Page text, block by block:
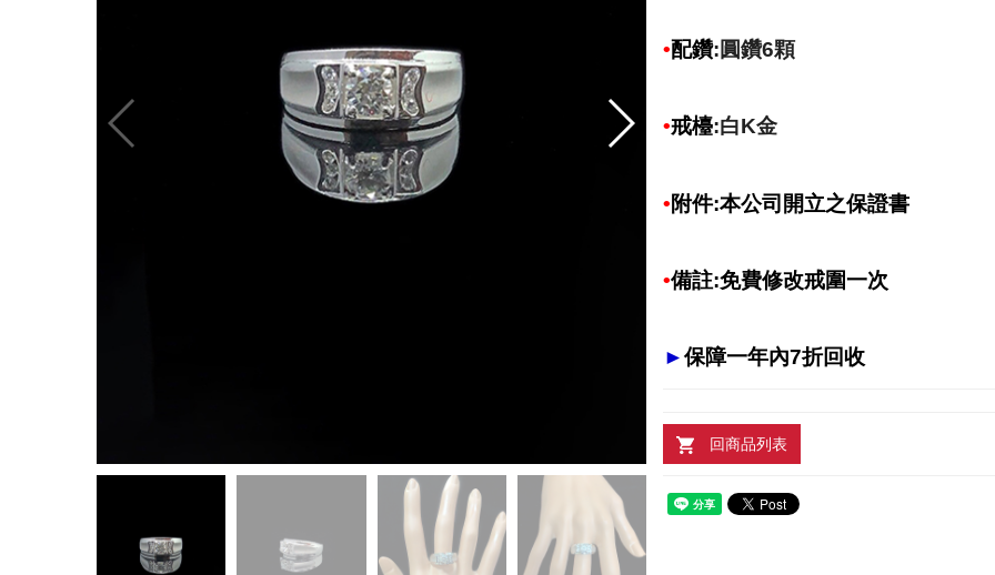
•配鑽:圓鑽6顆
•戒檯:白K金
•附件:本公司開立之保證書
•備註:免費修改戒圍一次
►保障一年內7折回收
回商品列表